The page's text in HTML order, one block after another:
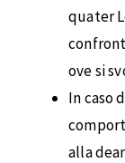
quater
ove si
In caso
alla